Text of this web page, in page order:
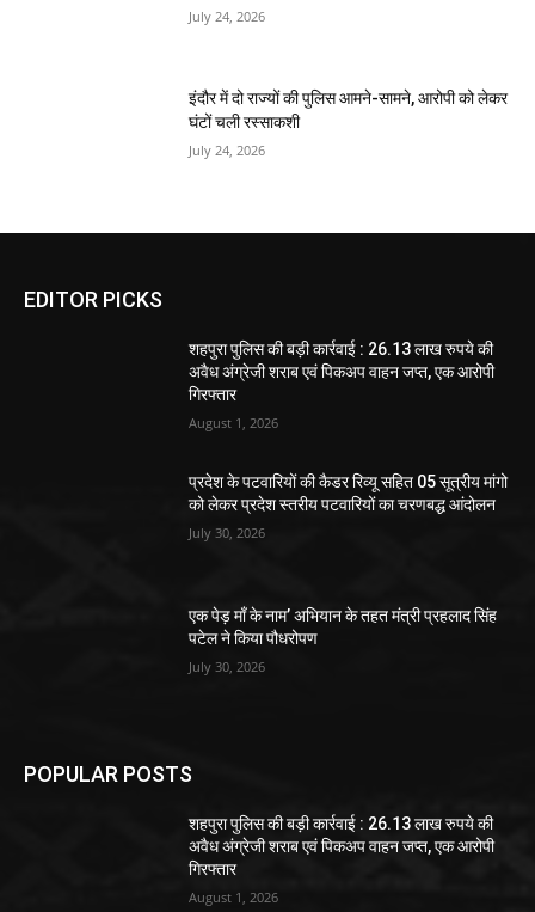
July 24, 2026
इंदौर में दो राज्यों की पुलिस आमने-सामने, आरोपी को लेकर
घंटों चली रस्साकशी
July 24, 2026
EDITOR PICKS
शहपुरा पुलिस की बड़ी कार्रवाई : 26.13 लाख रुपये की
अवैध अंग्रेजी शराब एवं पिकअप वाहन जप्त, एक आरोपी
गिरफ्तार
August 1, 2026
प्रदेश के पटवारियों की कैडर रिव्यू सहित 05 सूत्रीय मांगो
को लेकर प्रदेश स्तरीय पटवारियों का चरणबद्ध आंदोलन
July 30, 2026
एक पेड़ माँ के नाम’ अभियान के तहत मंत्री प्रहलाद सिंह
पटेल ने किया पौधरोपण
July 30, 2026
POPULAR POSTS
शहपुरा पुलिस की बड़ी कार्रवाई : 26.13 लाख रुपये की
अवैध अंग्रेजी शराब एवं पिकअप वाहन जप्त, एक आरोपी
गिरफ्तार
August 1, 2026